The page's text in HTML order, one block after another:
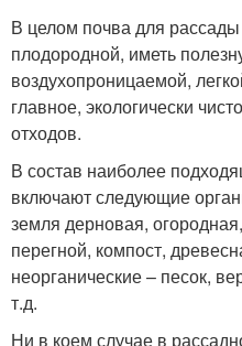
В целом почва для
плодородной, иметь
воздухопроницаемой,
главное, экологически
отходов.
В состав наиболее
включают следующие
земля дерновая,
перегной, компост,
неорганические – песок,
т.д.
Ни в коем случае в